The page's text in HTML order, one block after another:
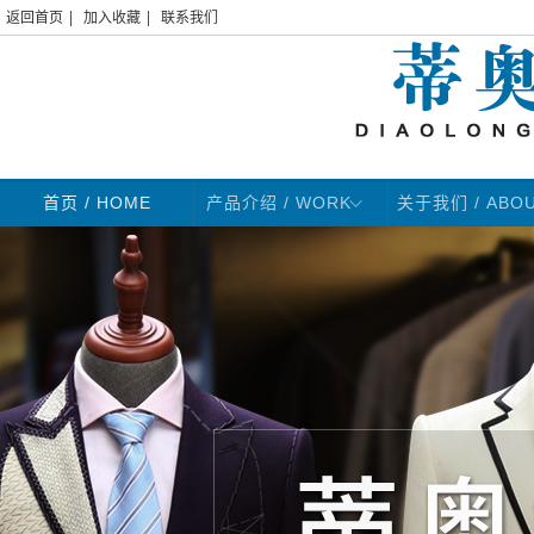
返回首页 加入收藏 联系我们
首页 / HOME 产品介绍 / WORK 关于我们 /